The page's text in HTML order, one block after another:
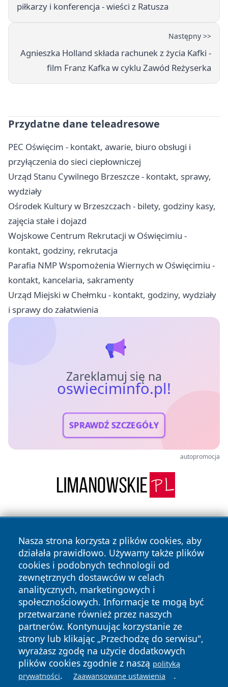
piłkarzy i konferencja - wieści z Ratusza
Następny >>
Agnieszka Holland składa rachunek z życia Kafki -
film Franz Kafka w cyklu Zawód Reżyserka
Przydatne dane teleadresowe
PEC Oświęcim - kontakt, awarie, biuro obsługi i
przyłączenia do sieci ciepłowniczej
Urząd Stanu Cywilnego Brzeszcze - kontakt, sprawy,
wydziały
Ośrodek Kultury w Brzeszczach - bilety, godziny kasy,
zajęcia stałe i dojazd
Wojskowe Centrum Rekrutacji w Oświęcimiu -
kontakt, godziny, rekrutacja
Parafia NMP Wspomożenia Wiernych w Oświęcimiu -
kontakt, kancelaria, sakramenty
Urząd Miejski w Chełmku - kontakt, godziny, wydziały
i sprawy do załatwienia
Zareklamuj się na
oswieciminfo.pl!
SPRAWDŹ SZCZEGÓŁY
autopromocja
Nasza strona korzysta z plików cookies, aby
działała prawidłowo. Używamy także plików
cookies i podobnych technologii od
zewnętrznych dostawców w celach
analitycznych, marketingowych i
społecznościowych. Informacje te mogą być
przetwarzane również przez naszych
partnerów. Kontynuując korzystanie ze
strony lub klikając „Przechodzę do serwisu",
wyrażasz zgodę na użycie dodatkowych
plików cookies zgodnie z naszą polityką
prywatności. Zaawansowane ustawienia .
Copyright © 2026 oswieciminfo.pl Wszystkie prawa
zastrzeżone.
News Autorzy
Polityka
Prywatności
Polityka
Cookies